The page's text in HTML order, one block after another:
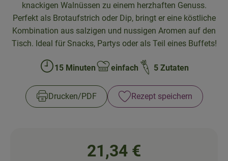
💜 Schnupperangebot
💚 bioLiese für alle!
So geht's!
Über uns
knackigen Walnüssen zu einem herzhaften Genuss.
Perfekt als Brotaufstrich oder Dip, bringt er eine köstliche
Kombination aus salzigen und nussigen Aromen auf den
Tisch. Ideal für Snacks, Partys oder als Teil eines Buffets!
Zubreitungszeit:
15 Minuten
Schwierigkeit:
einfach 5 Zutaten
Drucken​/​PDF Rezept speichern
21,34 €